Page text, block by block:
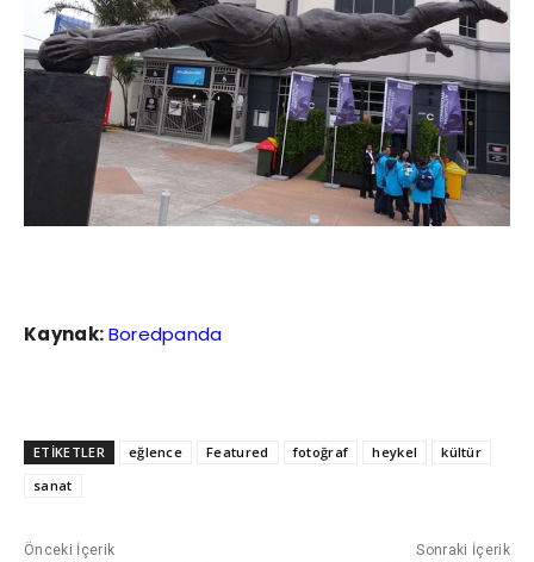
Kaynak:Boredpanda
ETİKETLER eğlence Featured fotoğraf heykel
kültür
sanat
Önceki İçerik Sonraki İçerik